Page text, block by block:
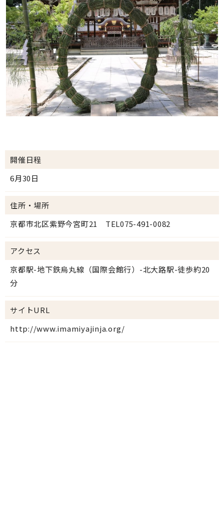
開催日程
6月30日
住所・場所
京都市北区紫野今宮町21 TEL075-491-0082
アクセス
京都駅-地下鉄烏丸線（国際会館行）-北大路駅-徒歩約20
分
サイトURL
http://www.imamiyajinja.org/